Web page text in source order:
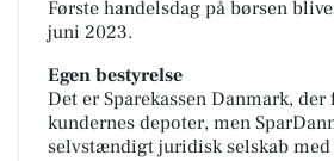
Første handelsdag på børsen
juni 2023.
Egen bestyrelse
Det er Sparekassen Danmark,
kundernes depoter, men
selvstændigt juridisk selskab med